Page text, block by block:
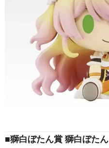
■獅白ぼたん賞 獅白ぼたん